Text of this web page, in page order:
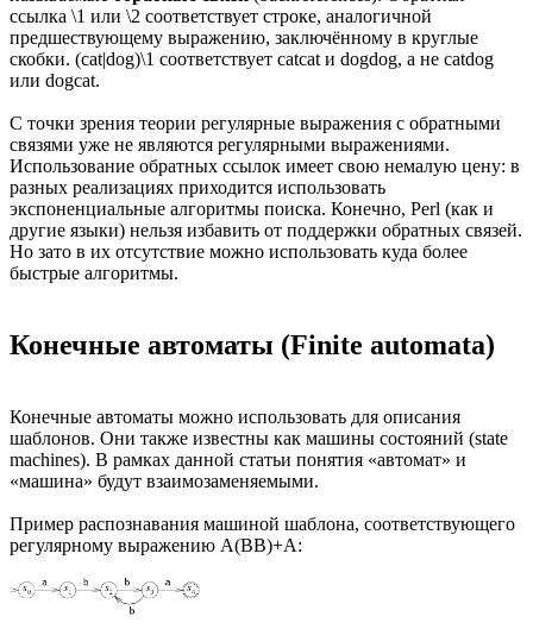
ссылка \1 или \2 соответствует строке, аналогичной
предшествующему выражению, заключённому в круглые
скобки. (cat|dog)\1 соответствует catcat и dogdog, а не catdog
или dogcat.
С точки зрения теории регулярные выражения с обратными
связями уже не являются регулярными выражениями.
Использование обратных ссылок имеет свою немалую цену: в
разных реализациях приходится использовать
экспоненциальные алгоритмы поиска. Конечно, Perl (как и
другие языки) нельзя избавить от поддержки обратных связей.
Но зато в их отсутствие можно использовать куда более
быстрые алгоритмы.
Конечные автоматы (Finite automata)
Конечные автоматы можно использовать для описания
шаблонов. Они также известны как машины состояний (state
machines). В рамках данной статьи понятия «автомат» и
«машина» будут взаимозаменяемыми.
Пример распознавания машиной шаблона, соответствующего
регулярному выражению A(BB)+A: